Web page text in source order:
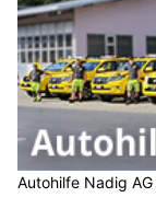
Autohilfe Nadig